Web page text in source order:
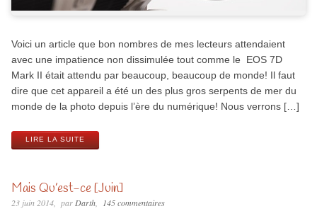
Voici un article que bon nombres de mes lecteurs attendaient
avec une impatience non dissimulée tout comme le EOS 7D
Mark II était attendu par beaucoup, beaucoup de monde! Il faut
dire que cet appareil a été un des plus gros serpents de mer du
monde de la photo depuis l’ère du numérique! Nous verrons […]
LIRE LA SUITE
Mais Qu’est-ce [Juin]
23 juin 2014 par Darth 145 commentaires